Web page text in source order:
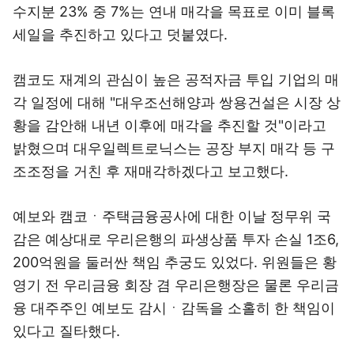
수지분 23% 중 7%는 연내 매각을 목표로 이미 블록
세일을 추진하고 있다고 덧붙였다.
캠코도 재계의 관심이 높은 공적자금 투입 기업의 매
각 일정에 대해 "대우조선해양과 쌍용건설은 시장 상
황을 감안해 내년 이후에 매각을 추진할 것"이라고
밝혔으며 대우일렉트로닉스는 공장 부지 매각 등 구
조조정을 거친 후 재매각하겠다고 보고했다.
예보와 캠코ㆍ주택금융공사에 대한 이날 정무위 국
감은 예상대로 우리은행의 파생상품 투자 손실 1조6,
200억원을 둘러싼 책임 추궁도 있었다. 위원들은 황
영기 전 우리금융 회장 겸 우리은행장은 물론 우리금
융 대주주인 예보도 감시ㆍ감독을 소홀히 한 책임이
있다고 질타했다.